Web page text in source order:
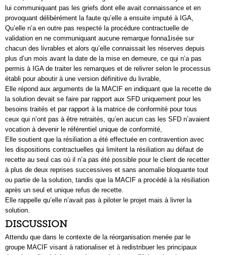
lui communiquant pas les griefs dont elle avait connaissance et en
provoquant délibérément la faute qu’elle a ensuite imputé à IGA,
Qu’elle n’a en outre pas respecté la procédure contractuelle de
validation en ne communiquant aucune remarque fonna1isée sur
chacun des livrables et alors qu’elle connaissait les réserves depuis
plus d’un mois avant la date de la mise en demeure, ce qui n’a pas
permis à IGA de traiter les remarques et de relivrer selon le processus
établi pour aboutir à une version définitive du livrable,
Elle répond aux arguments de la MACIF en indiquant que la recette de
la solution devait se faire par rapport aux SFD uniquement pour les
besoins traités et par rapport à la matrice de conformité pour tous
ceux qui n’ont pas à être retraités, qu’en aucun cas les SFD n’avaient
vocation à devenir le référentiel unique de conformité,
Elle soutient que la résiliation a été effectuée en contravention avec
les dispositions contractuelles qui limitent la résiliation au défaut de
recette au seul cas où il n’a pas été possible pour le client de recetter
à plus de deux reprises successives et sans anomalie bloquante tout
ou partie de la solution, tandis que la MACIF a procédé à la résiliation
après un seul et unique refus de recette.
Elle rappelle qu’elle n’avait pas à piloter le projet mais à livrer la
solution.
DISCUSSION
Attendu que dans le contexte de la réorganisation menée par le
groupe MACIF visant à rationaliser et à redistribuer les principaux